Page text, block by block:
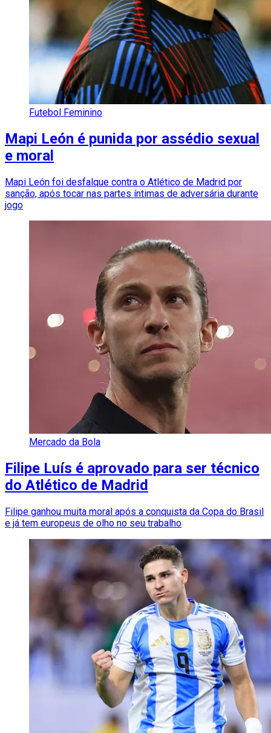
Futebol Feminino
Mapi León é punida por assédio sexual
e moral
Mapi León foi desfalque contra o Atlético de Madrid por
sanção, após tocar nas partes íntimas de adversária durante
jogo
Mercado da Bola
Filipe Luís é aprovado para ser técnico
do Atlético de Madrid
Filipe ganhou muita moral após a conquista da Copa do Brasil
e já tem europeus de olho no seu trabalho